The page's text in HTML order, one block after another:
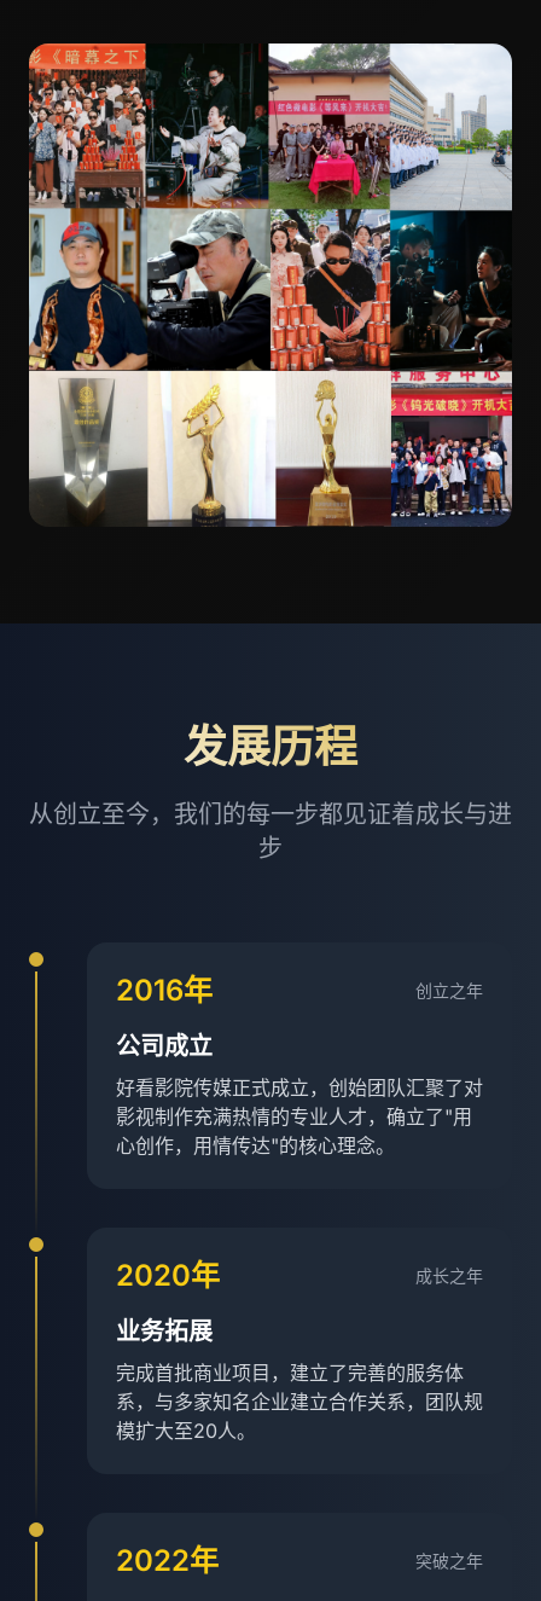
发展历程
从创立至今，我们的每一步都见证着成长与进
步
2016年 创立之年
公司成立
好看影院传媒正式成立，创始团队汇聚了对
影视制作充满热情的专业人才，确立了"用
心创作，用情传达"的核心理念。
2020年 成长之年
业务拓展
完成首批商业项目，建立了完善的服务体
系，与多家知名企业建立合作关系，团队规
模扩大至20人。
2022年 突破之年